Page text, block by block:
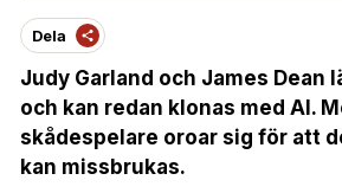
Dela
Judy Garland och James Dean
och kan redan klonas med AI.
skådespelare oroar sig för att
kan missbrukas.